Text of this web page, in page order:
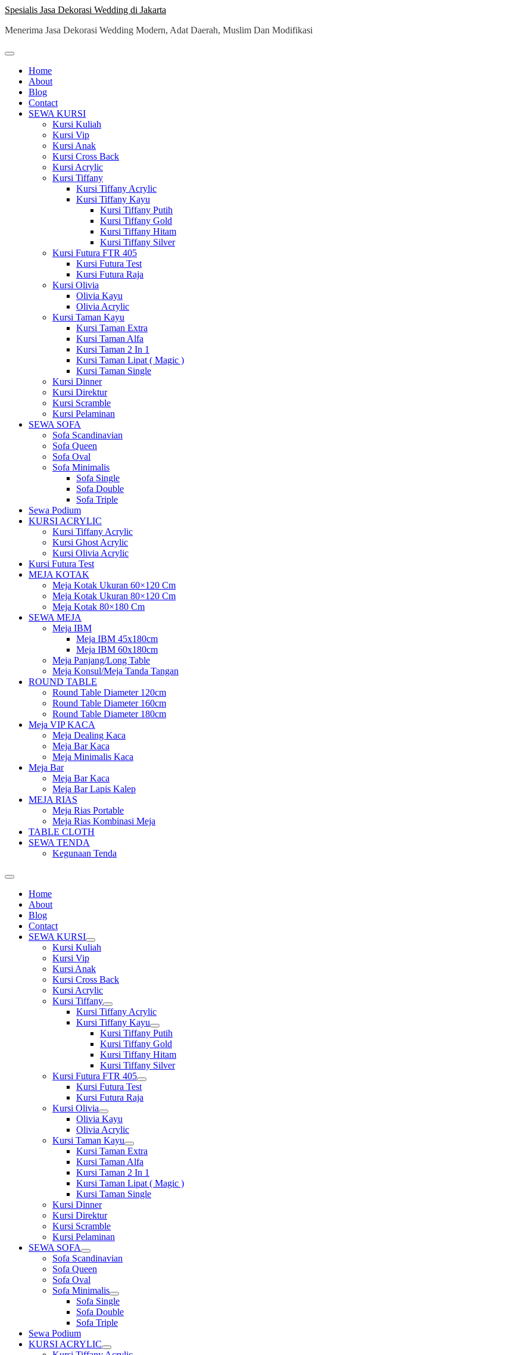
Skip
content
Spesialis Jasa Dekorasi Wedding di Jakarta
Menerima Jasa Dekorasi Wedding Modern, Adat Daerah, Muslim Dan Modifikasi
Home
About
Blog
Contact
SEWA KURSI
Kursi Kuliah
Kursi Vip
Kursi Anak
Kursi Cross Back
Kursi Acrylic
Kursi Tiffany
Kursi Tiffany Acrylic
Kursi Tiffany Kayu
Kursi Tiffany Putih
Kursi Tiffany Gold
Kursi Tiffany Hitam
Kursi Tiffany Silver
Kursi Futura FTR 405
Kursi Futura Test
Kursi Futura Raja
Kursi Olivia
Olivia Kayu
Olivia Acrylic
Kursi Taman Kayu
Kursi Taman Extra
Kursi Taman Alfa
Kursi Taman 2 In 1
Kursi Taman Lipat ( Magic )
Kursi Taman Single
Kursi Dinner
Kursi Direktur
Kursi Scramble
Kursi Pelaminan
SEWA SOFA
Sofa Scandinavian
Sofa Queen
Sofa Oval
Sofa Minimalis
Sofa Single
Sofa Double
Sofa Triple
Sewa Podium
KURSI ACRYLIC
Kursi Tiffany Acrylic
Kursi Ghost Acrylic
Kursi Olivia Acrylic
Kursi Futura Test
MEJA KOTAK
Meja Kotak Ukuran 60×120 Cm
Meja Kotak Ukuran 80×120 Cm
Meja Kotak 80×180 Cm
SEWA MEJA
Meja IBM
Meja IBM 45x180cm
Meja IBM 60x180cm
Meja Panjang/Long Table
Meja Konsul/Meja Tanda Tangan
ROUND TABLE
Round Table Diameter 120cm
Round Table Diameter 160cm
Round Table Diameter 180cm
Meja VIP KACA
Meja Dealing Kaca
Meja Bar Kaca
Meja Minimalis Kaca
Meja Bar
Meja Bar Kaca
Meja Bar Lapis Kalep
MEJA RIAS
Meja Rias Portable
Meja Rias Kombinasi Meja
TABLE CLOTH
SEWA TENDA
Kegunaan Tenda
Home
About
Blog
Contact
SEWA KURSI
Show
sub
Kursi Kuliah
Kursi Vip
Kursi Anak
Kursi Cross Back
Kursi Acrylic
Kursi Tiffany
Show
sub
menu
Kursi Tiffany Acrylic
Kursi Tiffany Kayu
Show
sub
menu
Kursi Tiffany Putih
Kursi Tiffany Gold
Kursi Tiffany Hitam
Kursi Tiffany Silver
Kursi Futura FTR 405
Show
sub
menu
Kursi Futura Test
Kursi Futura Raja
Kursi Olivia
Show
sub
menu
Olivia Kayu
Olivia Acrylic
Kursi Taman Kayu
Show
sub
menu
Kursi Taman Extra
Kursi Taman Alfa
Kursi Taman 2 In 1
Kursi Taman Lipat ( Magic )
Kursi Taman Single
Kursi Dinner
Kursi Direktur
Kursi Scramble
Kursi Pelaminan
SEWA SOFA
Show
sub
menu
Sofa Scandinavian
Sofa Queen
Sofa Oval
Sofa Minimalis
Show
sub
menu
Sofa Single
Sofa Double
Sofa Triple
Sewa Podium
KURSI ACRYLIC
Show